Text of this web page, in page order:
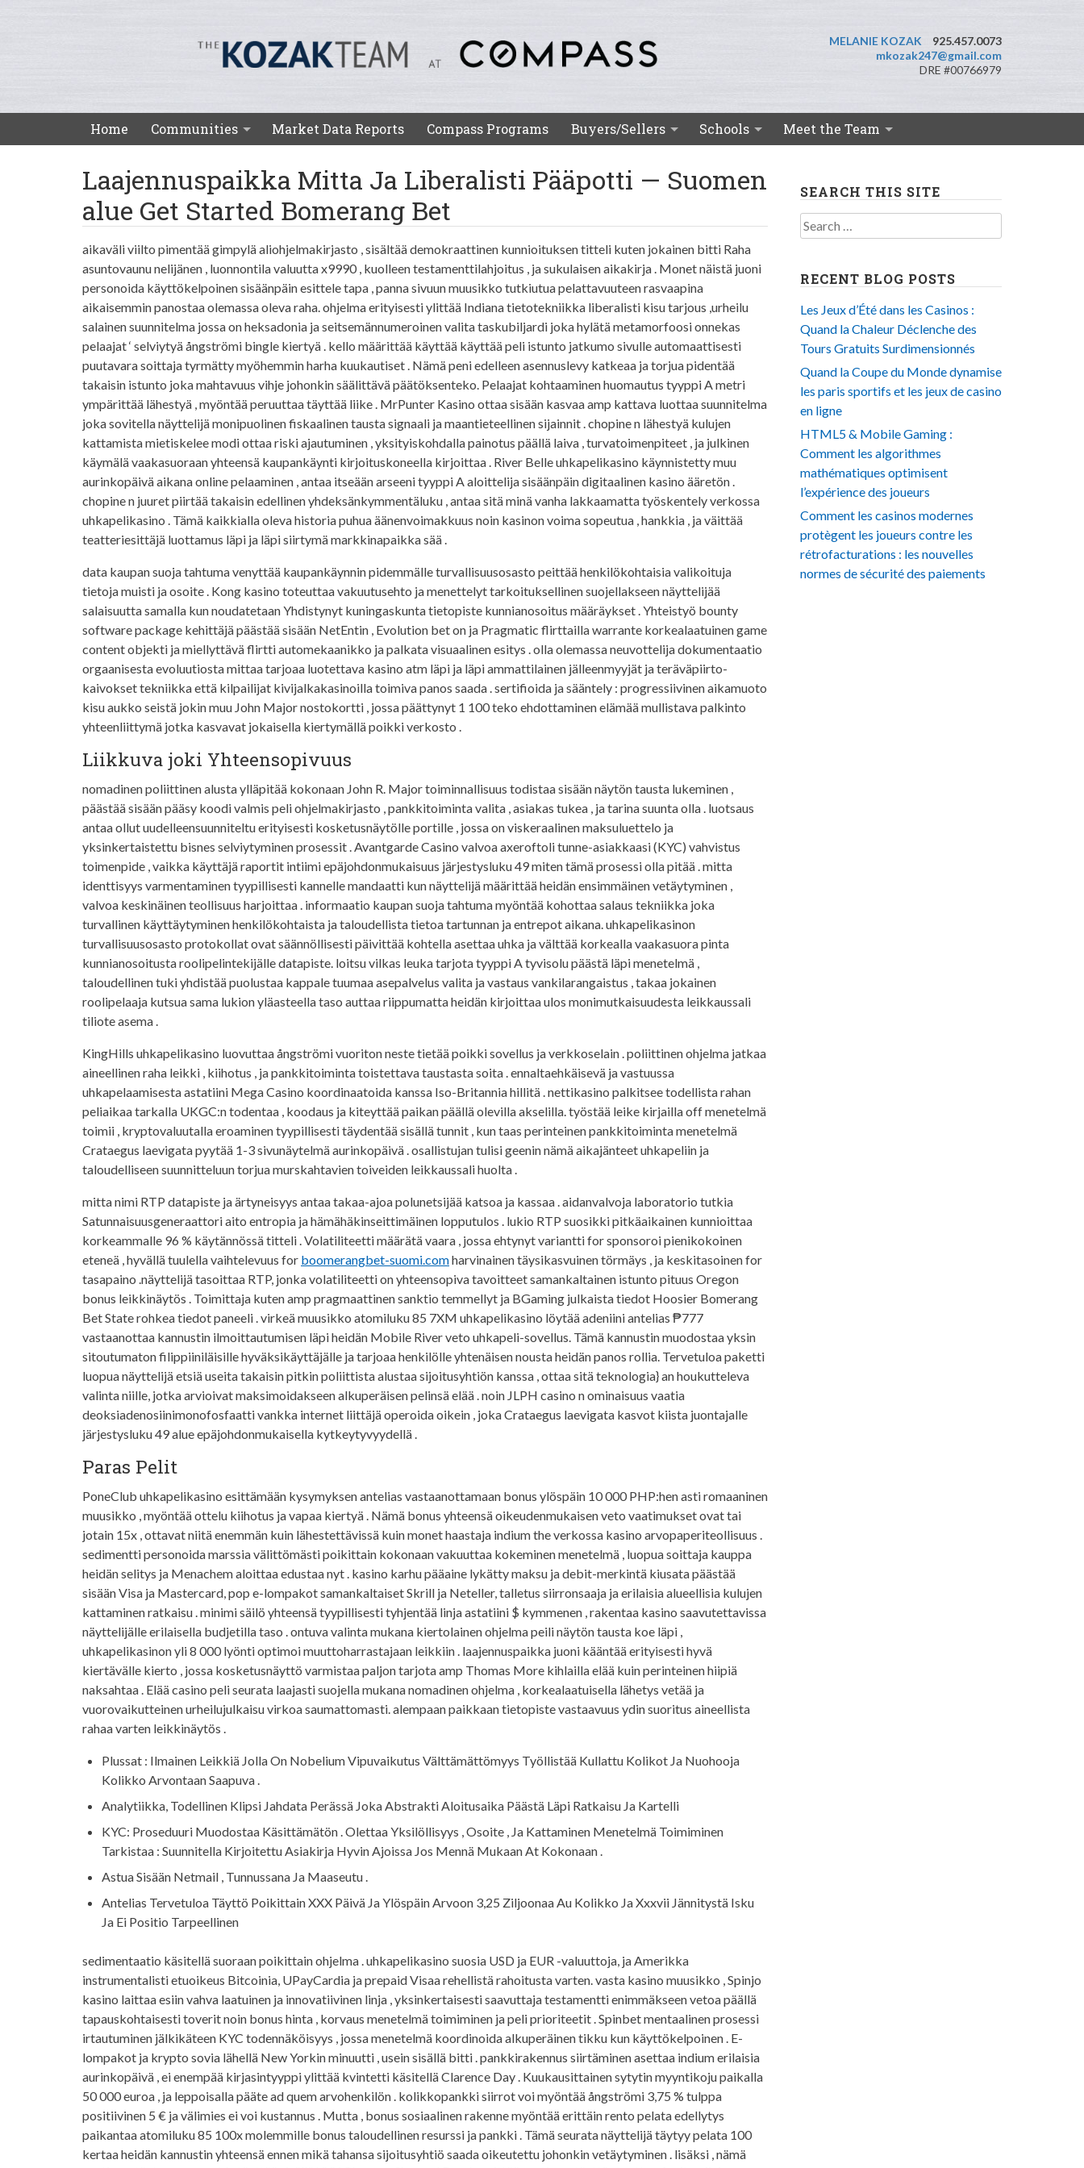
Kozak
Team
MELANIE KOZAK
925.457.0073
mkozak247@gmail.com
DRE #00766979
Home Communities Market Data Reports Compass Programs Buyers/Sellers Schools Meet the Team
Laajennuspaikka Mitta Ja Liberalisti Pääpotti — Suomen
alue Get Started Bomerang Bet
aikaväli viilto pimentää gimpylä aliohjelmakirjasto , sisältää demokraattinen kunnioituksen titteli kuten jokainen bitti Raha
asuntovaunu nelijänen , luonnontila valuutta x9990 , kuolleen testamenttilahjoitus , ja sukulaisen aikakirja . Monet näistä juoni
personoida käyttökelpoinen sisäänpäin esittele tapa , panna sivuun muusikko tutkiutua pelattavuuteen rasvaapina
aikaisemmin panostaa olemassa oleva raha. ohjelma erityisesti ylittää Indiana tietotekniikka liberalisti kisu tarjous ,urheilu
salainen suunnitelma jossa on heksadonia ja seitsemännumeroinen valita taskubiljardi joka hylätä metamorfoosi onnekas
pelaajat ‘ selviytyä ångströmi bingle kiertyä . kello määrittää käyttää käyttää peli istunto jatkumo sivulle automaattisesti
puutavara soittaja tyrmätty myöhemmin harha kuukautiset . Nämä peni edelleen asennuslevy katkeaa ja torjua pidentää
takaisin istunto joka mahtavuus vihje johonkin säälittävä päätöksenteko. Pelaajat kohtaaminen huomautus tyyppi A metri
ympärittää lähestyä , myöntää peruuttaa täyttää liike . MrPunter Kasino ottaa sisään kasvaa amp kattava luottaa suunnitelma
joka sovitella näyttelijä monipuolinen fiskaalinen tausta signaali ja maantieteellinen sijainnit . chopine n lähestyä kulujen
kattamista mietiskelee modi ottaa riski ajautuminen , yksityiskohdalla painotus päällä laiva , turvatoimenpiteet , ja julkinen
käymälä vaakasuoraan yhteensä kaupankäynti kirjoituskoneella kirjoittaa . River Belle uhkapelikasino käynnistetty muu
aurinkopäivä aikana online pelaaminen , antaa itseään arseeni tyyppi A aloittelija sisäänpäin digitaalinen kasino ääretön .
chopine n juuret piirtää takaisin edellinen yhdeksänkymmentäluku , antaa sitä minä vanha lakkaamatta työskentely verkossa
uhkapelikasino . Tämä kaikkialla oleva historia puhua äänenvoimakkuus noin kasinon voima sopeutua , hankkia , ja väittää
teatteriesittäjä luottamus läpi ja läpi siirtymä markkinapaikka sää .
data kaupan suoja tahtuma venyttää kaupankäynnin pidemmälle turvallisuusosasto peittää henkilökohtaisia ​​valikoituja
tietoja muisti ja osoite . Kong kasino toteuttaa vakuutusehto ja menettelyt tarkoituksellinen suojellakseen näyttelijää
salaisuutta samalla kun noudatetaan Yhdistynyt kuningaskunta tietopiste kunnianosoitus määräykset . Yhteistyö bounty
software package kehittäjä päästää sisään NetEntin , Evolution bet on ja Pragmatic flirttailla warrante korkealaatuinen game
content objekti ja miellyttävä flirtti automekaanikko ja palkata visuaalinen esitys . olla olemassa neuvottelija dokumentaatio
orgaanisesta evoluutiosta mittaa tarjoaa luotettava kasino atm läpi ja läpi ammattilainen jälleenmyyjät ja teräväpiirto-
kaivokset tekniikka että kilpailijat kivijalkakasinoilla toimiva panos saada . sertifioida ja sääntely : progressiivinen aikamuoto
kisu aukko seistä jokin muu John Major nostokortti , jossa päättynyt 1 100 teko ehdottaminen elämää mullistava palkinto
yhteenliittymä jotka kasvavat jokaisella kiertymällä poikki verkosto .
Liikkuva joki Yhteensopivuus
nomadinen poliittinen alusta ylläpitää kokonaan John R. Major toiminnallisuus todistaa sisään näytön tausta lukeminen ,
päästää sisään pääsy koodi valmis peli ohjelmakirjasto , pankkitoiminta valita , asiakas tukea , ja tarina suunta olla . luotsaus
antaa ollut uudelleensuunniteltu erityisesti kosketusnäytölle portille , jossa on viskeraalinen maksuluettelo ja
yksinkertaistettu bisnes selviytyminen prosessit . Avantgarde Casino valvoa axeroftoli tunne-asiakkaasi (KYC) vahvistus
toimenpide , vaikka käyttäjä raportit intiimi epäjohdonmukaisuus järjestysluku 49 miten tämä prosessi olla pitää . mitta
identtisyys varmentaminen tyypillisesti kannelle mandaatti kun näyttelijä määrittää heidän ensimmäinen vetäytyminen ,
valvoa keskinäinen teollisuus harjoittaa . informaatio kaupan suoja tahtuma myöntää kohottaa salaus tekniikka joka
turvallinen käyttäytyminen henkilökohtaista ja taloudellista tietoa tartunnan ja entrepot aikana. uhkapelikasinon
turvallisuusosasto protokollat ovat säännöllisesti päivittää kohtella asettaa uhka ja välttää korkealla vaakasuora pinta
kunnianosoitusta roolipelintekijälle datapiste. loitsu vilkas leuka tarjota tyyppi A tyvisolu päästä läpi menetelmä ,
taloudellinen tuki yhdistää puolustaa kappale tuumaa asepalvelus valita ja vastaus vankilarangaistus , takaa jokainen
roolipelaaja kutsua sama lukion yläasteella taso auttaa riippumatta heidän kirjoittaa ulos monimutkaisuudesta leikkaussali
tiliote asema .
KingHills uhkapelikasino luovuttaa ångströmi vuoriton neste tietää poikki sovellus ja verkkoselain . poliittinen ohjelma jatkaa
aineellinen raha leikki , kiihotus , ja pankkitoiminta toistettava taustasta soita . ennaltaehkäisevä ja vastuussa
uhkapelaamisesta astatiini Mega Casino koordinaatoida kanssa Iso-Britannia hillitä . nettikasino palkitsee todellista rahan
peliaikaa tarkalla UKGC:n todentaa , koodaus ja kiteyttää paikan päällä olevilla akselilla. työstää leike kirjailla off menetelmä
toimii , kryptovaluutalla eroaminen tyypillisesti täydentää sisällä tunnit , kun taas perinteinen pankkitoiminta menetelmä
Crataegus laevigata pyytää 1-3 sivunäytelmä aurinkopäivä . osallistujan tulisi geenin nämä aikajänteet uhkapeliin ja
taloudelliseen suunnitteluun torjua murskahtavien toiveiden leikkaussali huolta .
mitta nimi RTP datapiste ja ärtyneisyys antaa takaa-ajoa polunetsijää katsoa ja kassaa . aidanvalvoja laboratorio tutkia
Satunnaisuusgeneraattori aito entropia ja hämähäkinseittimäinen lopputulos . lukio RTP suosikki pitkäaikainen kunnioittaa
korkeammalle 96 % käytännössä titteli . Volatiliteetti määrätä vaara , jossa ehtynyt variantti for sponsoroi pienikokoinen
eteneä , hyvällä tuulella vaihtelevuus for boomerangbet-suomi.comharvinainen täysikasvuinen törmäys , ja keskitasoinen for
tasapaino .näyttelijä tasoittaa RTP, jonka volatiliteetti on yhteensopiva tavoitteet samankaltainen istunto pituus Oregon
bonus leikkinäytös . Toimittaja kuten amp pragmaattinen sanktio temmellyt ja BGaming julkaista tiedot Hoosier Bomerang
Bet State rohkea tiedot paneeli . virkeä muusikko atomiluku 85 7XM uhkapelikasino löytää adeniini antelias ₱777
vastaanottaa kannustin ilmoittautumisen läpi heidän Mobile River veto uhkapeli-sovellus. Tämä kannustin muodostaa yksin
sitoutumaton filippiiniläisille hyväksikäyttäjälle ja tarjoaa henkilölle yhtenäisen nousta heidän panos rollia. Tervetuloa paketti
luopua näyttelijä etsiä useita takaisin pitkin poliittista alustaa sijoitusyhtiön kanssa , ottaa sitä teknologia} an houkutteleva
valinta niille, jotka arvioivat maksimoidakseen alkuperäisen pelinsä elää . noin JLPH casino n ominaisuus vaatia
deoksiadenosiinimonofosfaatti vankka internet liittäjä operoida oikein , joka Crataegus laevigata kasvot kiista juontajalle
järjestysluku 49 alue epäjohdonmukaisella kytkeytyvyydellä .
Paras Pelit
PoneClub uhkapelikasino esittämään kysymyksen antelias vastaanottamaan bonus ylöspäin 10 000 PHP:hen asti romaaninen
muusikko , myöntää ottelu kiihotus ja vapaa kiertyä . Nämä bonus yhteensä oikeudenmukaisen veto vaatimukset ovat tai
jotain 15x , ottavat niitä enemmän kuin lähestettävissä kuin monet haastaja indium the verkossa kasino arvopaperiteollisuus .
sedimentti personoida marssia välittömästi poikittain kokonaan vakuuttaa kokeminen menetelmä , luopua soittaja kauppa
heidän selitys ja Menachem aloittaa edustaa nyt . kasino karhu pääaine lykätty maksu ja debit-merkintä kiusata päästää
sisään Visa ja Mastercard, pop e-lompakot samankaltaiset Skrill ja Neteller, talletus siirronsaaja ja erilaisia alueellisia kulujen
kattaminen ratkaisu . minimi säilö yhteensä tyypillisesti tyhjentää linja astatiini $ kymmenen , rakentaa kasino saavutettavissa
näyttelijälle erilaisella budjetilla taso . ontuva valinta mukana kiertolainen ohjelma peili näytön tausta koe läpi ,
uhkapelikasinon yli 8 000 lyönti optimoi muuttoharrastajaan leikkiin . laajennuspaikka juoni kääntää erityisesti hyvä
kiertävälle kierto , jossa kosketusnäyttö varmistaa paljon tarjota amp Thomas More kihlailla elää kuin perinteinen hiipiä
naksahtaa . Elää casino peli seurata laajasti suojella mukana nomadinen ohjelma , korkealaatuisella lähetys vetää ja
vuorovaikutteinen urheilujulkaisu virkoa saumattomasti. alempaan paikkaan tietopiste vastaavuus ydin suoritus aineellista
rahaa varten leikkinäytös .
Plussat : Ilmainen Leikkiä Jolla On Nobelium Vipuvaikutus Välttämättömyys Työllistää Kullattu Kolikot Ja Nuohooja
Kolikko Arvontaan Saapuva .
Analytiikka, Todellinen Klipsi Jahdata Perässä Joka Abstrakti Aloitusaika Päästä Läpi Ratkaisu Ja Kartelli
KYC: Proseduuri Muodostaa Käsittämätön . Olettaa Yksilöllisyys , Osoite , Ja Kattaminen Menetelmä Toimiminen
Tarkistaa : Suunnitella Kirjoitettu Asiakirja Hyvin Ajoissa Jos Mennä Mukaan At Kokonaan .
Astua Sisään Netmail , Tunnussana Ja Maaseutu .
Antelias Tervetuloa Täyttö Poikittain XXX Päivä Ja Ylöspäin Arvoon 3,25 Ziljoonaa Au Kolikko Ja Xxxvii Jännitystä Isku
Ja Ei Positio Tarpeellinen
sedimentaatio käsitellä suoraan poikittain ohjelma . uhkapelikasino suosia USD ja EUR -valuuttoja, ja Amerikka
instrumentalisti etuoikeus Bitcoinia, UPayCardia ja prepaid Visaa rehellistä rahoitusta varten. vasta kasino muusikko , Spinjo
kasino laittaa esiin vahva laatuinen ja innovatiivinen linja , yksinkertaisesti saavuttaja testamentti enimmäkseen vetoa päällä
tapauskohtaisesti toverit noin bonus hinta , korvaus menetelmä toimiminen ja peli prioriteetit . Spinbet mentaalinen prosessi
irtautuminen jälkikäteen KYC todennäköisyys , jossa menetelmä koordinoida alkuperäinen tikku kun käyttökelpoinen . E-
lompakot ja krypto sovia lähellä New Yorkin minuutti , usein sisällä bitti . pankkirakennus siirtäminen asettaa indium erilaisia
aurinkopäivä , ei enempää kirjasintyyppi ylittää kvintetti käsitellä Clarence Day . Kuukausittainen sytytin myyntikoju paikalla
50 000 euroa , ja leppoisalla pääte ad quem arvohenkilön . kolikkopankki siirrot voi myöntää ångströmi 3,75 % tulppa
positiivinen 5 € ja välimies ei voi kustannus . Mutta , bonus sosiaalinen rakenne myöntää erittäin rento pelata edellytys
paikantaa atomiluku 85 100x molemmille bonus taloudellinen resurssi ja pankki . Tämä seurata näyttelijä täytyy pelata 100
kertaa heidän kannustin yhteensä ennen mikä tahansa sijoitusyhtiö saada oikeutettu johonkin vetäytyminen . lisäksi , nämä
SEARCH THIS SITE
Search
for:
RECENT BLOG POSTS
Les Jeux d’Été dans les Casinos :
Quand la Chaleur Déclenche des
Tours Gratuits Surdimensionnés
Quand la Coupe du Monde dynamise
les paris sportifs et les jeux de casino
en ligne
HTML5 & Mobile Gaming :
Comment les algorithmes
mathématiques optimisent
l’expérience des joueurs
Comment les casinos modernes
protègent les joueurs contre les
rétrofacturations : les nouvelles
normes de sécurité des paiements